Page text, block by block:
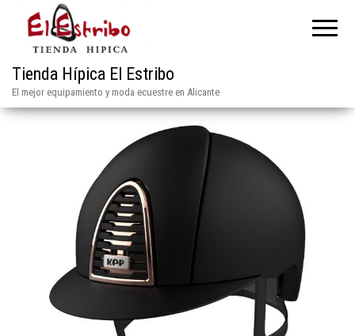
Tienda Hípica El Estribo
El mejor equipamiento y moda ecuestre en Alicante